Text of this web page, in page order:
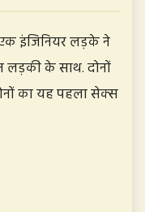
इंजिनियर लड़के ने
लड़की के साथ. दोनों
का यह पहला सेक्स